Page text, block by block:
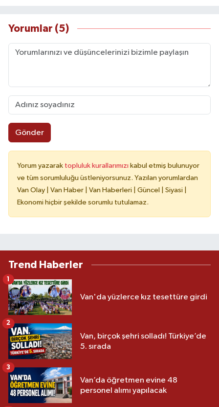
Yorumlar (5)
Gönder
Yorum yazarak topluluk kurallarımızı kabul etmiş bulunuyor
ve tüm sorumluluğu üstleniyorsunuz. Yazılan yorumlardan
Van Olay | Van Haber | Van Haberleri | Güncel | Siyasi |
Ekonomi hiçbir şekilde sorumlu tutulamaz.
Trend Haberler
Van'da yüzlerce kız tesettüre girdi
1
Van, birçok şehri solladı! Türkiye’de
5. sırada
2
Van’da öğretmen evine 48
personel alımı yapılacak
3